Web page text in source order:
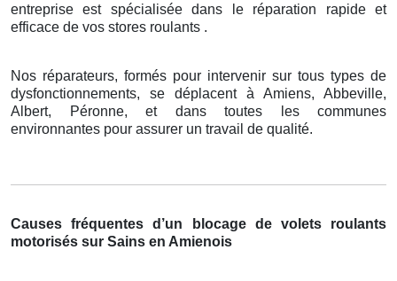
entreprise est spécialisée dans le réparation rapide et
efficace de vos stores roulants .
Nos réparateurs, formés pour intervenir sur tous types de
dysfonctionnements, se déplacent à Amiens, Abbeville,
Albert, Péronne, et dans toutes les communes
environnantes pour assurer un travail de qualité.
Causes fréquentes d’un blocage de volets roulants
motorisés sur Sains en Amienois